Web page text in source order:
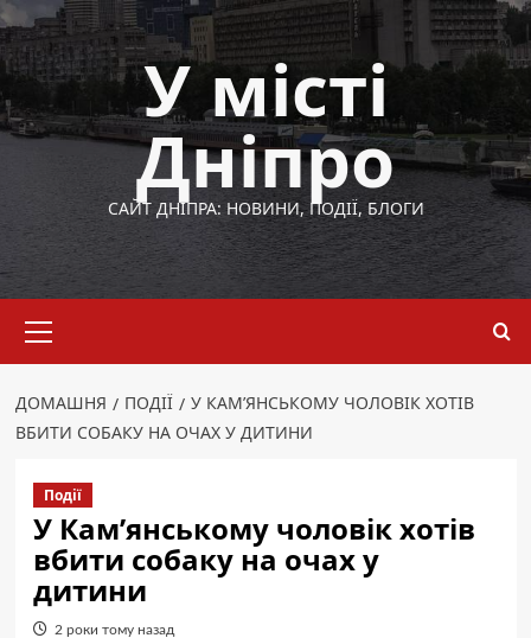
Перейти
до
вмісту
У місті
Дніпро
САЙТ ДНІПРА: НОВИНИ, ПОДІЇ, БЛОГИ
меню
ДОМАШНЯ ПОДІЇ
У КАМ’ЯНСЬКОМУ ЧОЛОВІК ХОТІВ
ВБИТИ СОБАКУ НА ОЧАХ У ДИТИНИ
Події
У Кам’янському чоловік хотів
вбити собаку на очах у
дитини
2 роки тому назад